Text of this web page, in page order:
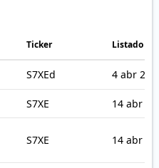
Ticker Listado en
S7XEd 4 abr
S7XE 14 abr
S7XE 14 abr